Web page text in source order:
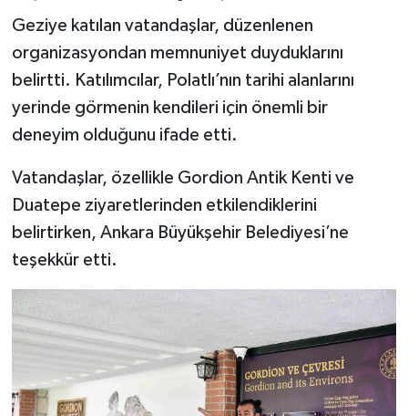
Geziye katılan vatandaşlar, düzenlenen
organizasyondan memnuniyet duyduklarını
belirtti. Katılımcılar, Polatlı’nın tarihi alanlarını
yerinde görmenin kendileri için önemli bir
deneyim olduğunu ifade etti.
Vatandaşlar, özellikle Gordion Antik Kenti ve
Duatepe ziyaretlerinden etkilendiklerini
belirtirken, Ankara Büyükşehir Belediyesi’ne
teşekkür etti.